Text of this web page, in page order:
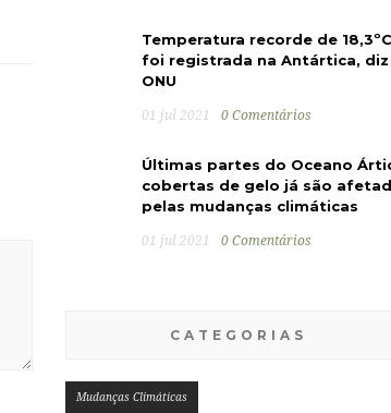
Temperatura recorde de 18,3ºC
foi registrada na Antártica, diz
ONU
01 jul 2021 0 Comentários
Últimas partes do Oceano
cobertas de gelo já são
pelas mudanças climáticas
01 jul 2021 0 Comentários
CATEGORIAS
Mudanças Climáticas